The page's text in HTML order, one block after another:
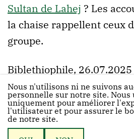
Sultan de Lahej ? Les
la chaise rappellent ceux
groupe.
Biblethiophile, 26.07.2025
Nous n'utilisons ni ne suivons
personnelle sur notre site. Nous
uniquement pour améliorer
l'utilisateur et pour assurer le
de notre site.